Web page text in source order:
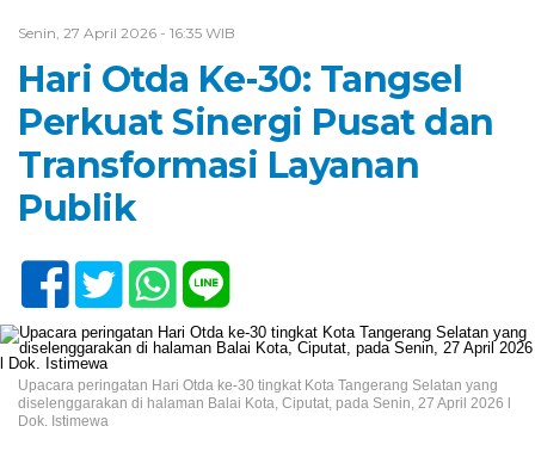
Senin, 27 April 2026 - 16:35 WIB
Hari Otda Ke-30: Tangsel
Perkuat Sinergi Pusat dan
Transformasi Layanan
Publik
Upacara peringatan Hari Otda ke-30 tingkat Kota Tangerang Selatan yang
diselenggarakan di halaman Balai Kota, Ciputat, pada Senin, 27 April 2026 l
Dok. Istimewa